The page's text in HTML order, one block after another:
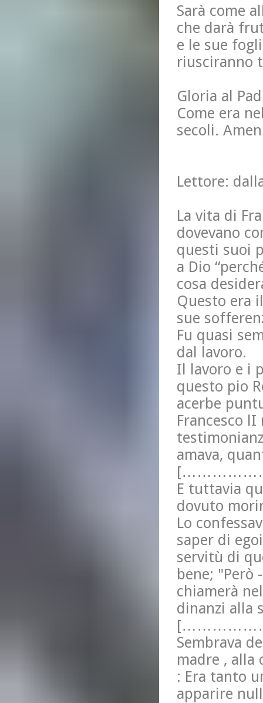
Sarà come
che darà
e le sue
riusciranno
Gloria al
Come era
secoli.
Lettore:
La vita di
dovevano
questi suoi
a Dio
cosa
Questo era
sue
Fu quasi
dal lavoro.
Il lavoro e i
questo pio
acerbe
Francesco lI
amava,
E tuttavia
dovuto
Lo
saper di
servitù di
bene; "Però
chiamerà
dinanzi alla
Sembrava
madre , alla
: Era tanto
apparire